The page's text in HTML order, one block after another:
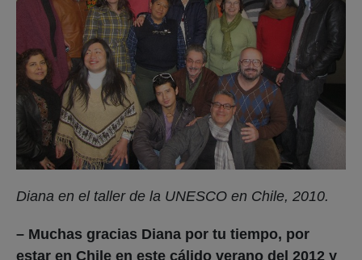
Diana en el taller de la UNESCO en Chile, 2010.
– Muchas gracias Diana por tu tiempo, por
estar en Chile en este cálido verano del 2012 y